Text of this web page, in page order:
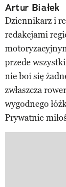
Artur Białek
Dziennikarz i
redakcjami
przede
nie boi się
zwłaszcza
wygodnego
Prywatnie